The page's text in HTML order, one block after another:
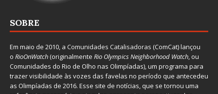
SOBRE
Em maio de 2010, a Comunidades Catalisadoras (ComCat) lançou
o RioOnWatch(originalmente Rio Olympics Neighborhood Watch, ou
Comunidades do Rio de Olho nas Olimpíadas), um programa para
trazer visibilidade às vozes das favelas no período que antecedeu
as Olimpíadas de 2016. Esse site de notícias, que se tornou uma